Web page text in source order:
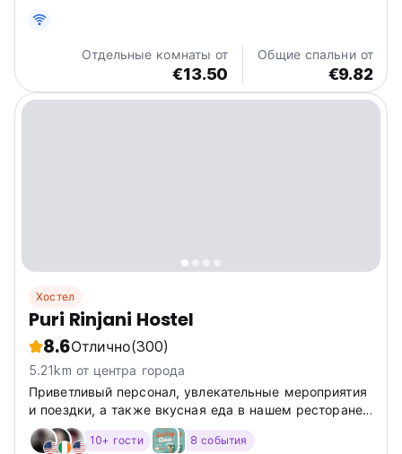
Отдельные комнаты от
€13.50
Общие спальни от
€9.82
Хостел
Puri Rinjani Hostel
8.6Отлично(300)
5.21km от центра города
Приветливый персонал, увлекательные мероприятия
и поездки, а также вкусная еда в нашем ресторане
и соблазнительные коктейли в баре позволят вам
почувствовать себя частью хостела Puri Rinjani
10+ гости 8 события